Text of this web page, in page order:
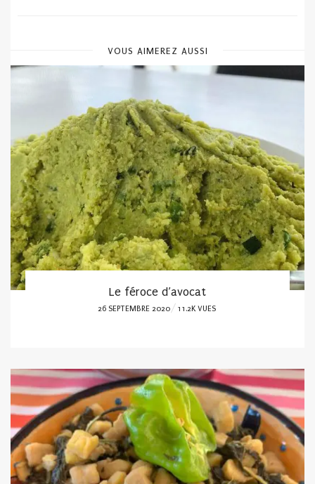
VOUS AIMEREZ AUSSI
Le féroce d’avocat
POSTED
26 SEPTEMBRE 2020 11.2K VUES